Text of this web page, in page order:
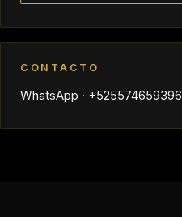
CONTACTO
WhatsApp · +525574659396